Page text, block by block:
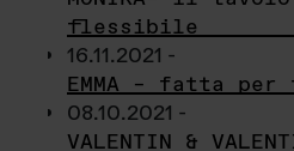
flessibile
16.11.2021 -
EMMA – fatta
08.10.2021 -
VALENTIN &